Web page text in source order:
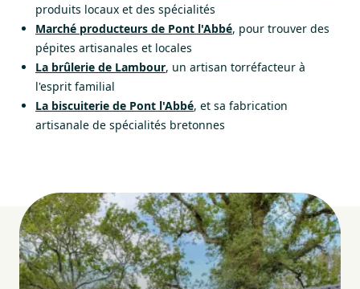
produits locaux et des spécialités
Marché producteurs de Pont l'Abbé, pour trouver des
pépites artisanales et locales
La brûlerie de Lambour, un artisan torréfacteur à
l'esprit familial
La biscuiterie de Pont l'Abbé, et sa fabrication
artisanale de spécialités bretonnes